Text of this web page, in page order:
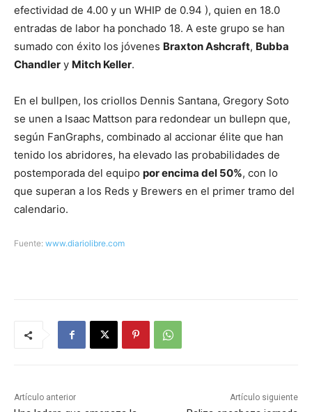
efectividad de 4.00 y un WHIP de 0.94 ), quien en 18.0
entradas de labor ha ponchado 18. A este grupo se han
sumado con éxito los jóvenes Braxton Ashcraft, Bubba
Chandler y Mitch Keller.
En el bullpen, los criollos Dennis Santana, Gregory Soto
se unen a Isaac Mattson para redondear un bullepn que,
según FanGraphs, combinado al accionar élite que han
tenido los abridores, ha elevado las probabilidades de
postemporada del equipo por encima del 50%, con lo
que superan a los Reds y Brewers en el primer tramo del
calendario.
Fuente: www.diariolibre.com
Artículo anterior Artículo siguiente